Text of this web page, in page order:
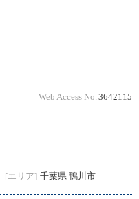
Web Access No. 3642115
[エリア] 千葉県 鴨川市